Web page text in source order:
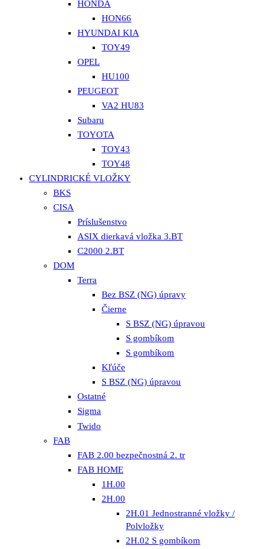
HONDA
HON66
HYUNDAI KIA
TOY49
OPEL
HU100
PEUGEOT
VA2 HU83
Subaru
TOYOTA
TOY43
TOY48
CYLINDRICKÉ VLOŽKY
BKS
CISA
Príslušenstvo
ASIX dierkavá vložka 3.BT
C2000 2.BT
DOM
Terra
Bez BSZ (NG) úpravy
Čierne
S BSZ (NG) úpravou
S gombíkom
S gombíkom
Kľúče
S BSZ (NG) úpravou
Ostatné
Sigma
Twido
FAB
FAB 2.00 bezpečnostná 2. tr
FAB HOME
1H.00
2H.00
2H.01 Jednostranné vložky /
Polvložky
2H.02 S gombíkom